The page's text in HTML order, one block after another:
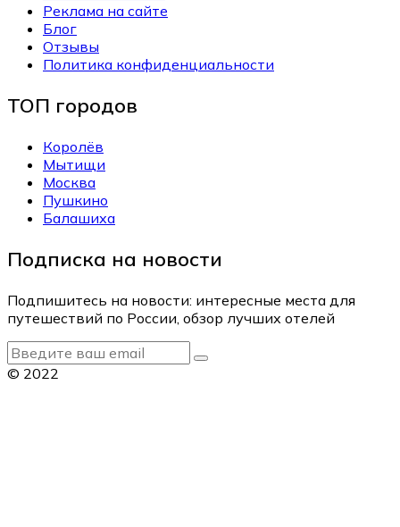
Реклама на сайте
Блог
Отзывы
Политика конфиденциальности
ТОП городов
Королёв
Мытищи
Москва
Пушкино
Балашиха
Подписка на новости
Подпишитесь на новости: интересные места для
путешествий по России, обзор лучших отелей
© 2022